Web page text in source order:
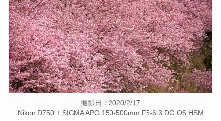
撮影日：2020/2/17
Nikon D750 + SIGMA APO 150-500mm F5-6.3 DG OS HSM